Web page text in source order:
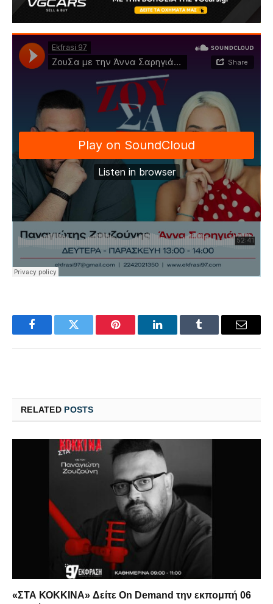
FacebookTwitter Pinterest LinkedInTumblr Email
RELATED POSTS
«ΣΤΑ ΚΟΚΚΙΝΑ» Δείτε On Demand την εκπομπή 06